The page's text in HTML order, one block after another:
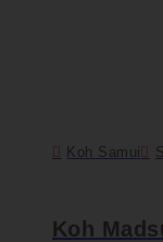
Koh Samui
Koh